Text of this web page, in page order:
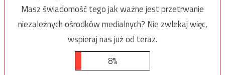
Masz świadomość tego jak ważne jest przetrwanie
niezależnych ośrodków medialnych? Nie zwlekaj więc,
wspieraj nas już od teraz.
8%